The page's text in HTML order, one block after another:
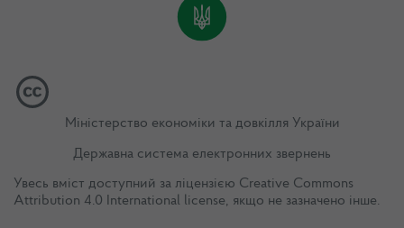
Міністерство економіки та довкілля України
Державна система електронних звернень
Увесь вміст доступний за ліцензією Creative Commons
Attribution 4.0 International license, якщо не зазначено інше.